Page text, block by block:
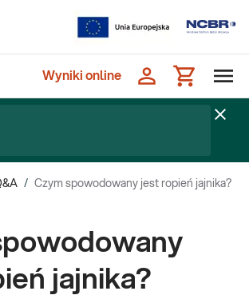
Wyniki online
/ Czym spowodowany jest ropień jajnika?
jajnika?